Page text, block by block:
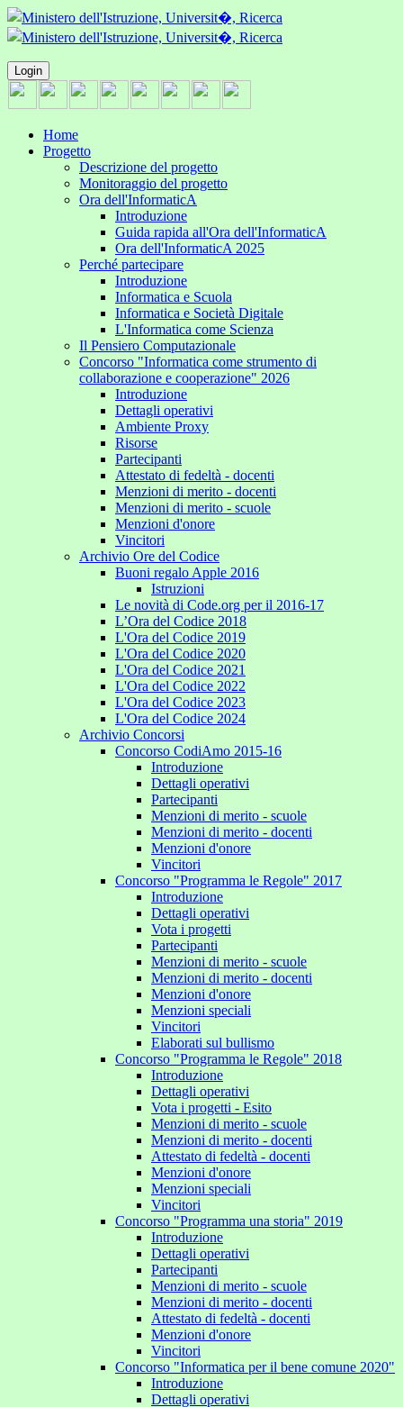
Login
Home
Progetto
Descrizione del progetto
Monitoraggio del progetto
Ora dell'InformaticA
Introduzione
Guida rapida all'Ora dell'InformaticA
Ora dell'InformaticA 2025
Perché partecipare
Introduzione
Informatica e Scuola
Informatica e Società Digitale
L'Informatica come Scienza
Il Pensiero Computazionale
Concorso "Informatica come strumento di
collaborazione e cooperazione" 2026
Introduzione
Dettagli operativi
Ambiente Proxy
Risorse
Partecipanti
Attestato di fedeltà - docenti
Menzioni di merito - docenti
Menzioni di merito - scuole
Menzioni d'onore
Vincitori
Archivio Ore del Codice
Buoni regalo Apple 2016
Istruzioni
Le novità di Code.org per il 2016-17
L’Ora del Codice 2018
L'Ora del Codice 2019
L'Ora del Codice 2020
L'Ora del Codice 2021
L'Ora del Codice 2022
L'Ora del Codice 2023
L'Ora del Codice 2024
Archivio Concorsi
Concorso CodiAmo 2015-16
Introduzione
Dettagli operativi
Partecipanti
Menzioni di merito - scuole
Menzioni di merito - docenti
Menzioni d'onore
Vincitori
Concorso "Programma le Regole" 2017
Introduzione
Dettagli operativi
Vota i progetti
Partecipanti
Menzioni di merito - scuole
Menzioni di merito - docenti
Menzioni d'onore
Menzioni speciali
Vincitori
Elaborati sul bullismo
Concorso "Programma le Regole" 2018
Introduzione
Dettagli operativi
Vota i progetti - Esito
Menzioni di merito - scuole
Menzioni di merito - docenti
Attestato di fedeltà - docenti
Menzioni d'onore
Menzioni speciali
Vincitori
Concorso "Programma una storia" 2019
Introduzione
Dettagli operativi
Partecipanti
Menzioni di merito - scuole
Menzioni di merito - docenti
Attestato di fedeltà - docenti
Menzioni d'onore
Vincitori
Concorso "Informatica per il bene comune 2020"
Introduzione
Dettagli operativi